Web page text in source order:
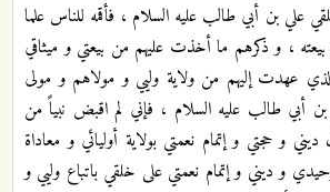
علي بن أبي طالب عليه السلام ، فأقمه للناس علما
، و ذكرهم ما أخذت عليهم من بيعتي و ميثاقي
عهدت إليهم من ولاية وليي و مولاهم و مولى
أبي طالب عليه السلام ، فإني لم اقبض نبياً من
ديني و حجتي و إتمام نعمتي بولاية أوليائي و معاداة
و ديني و إتمام نعمتي على خلقي باتباع وليي و